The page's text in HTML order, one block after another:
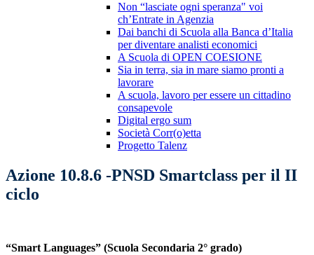
Non “lasciate ogni speranza" voi
ch’Entrate in Agenzia
Dai banchi di Scuola alla Banca d’Italia
per diventare analisti economici
A Scuola di OPEN COESIONE
Sia in terra, sia in mare siamo pronti a
lavorare
A scuola, lavoro per essere un cittadino
consapevole
Digital ergo sum
Società Corr(o)etta
Progetto Talenz
Azione 10.8.6 -PNSD Smartclass per il II
ciclo
“Smart Languages” (Scuola Secondaria 2° grado)